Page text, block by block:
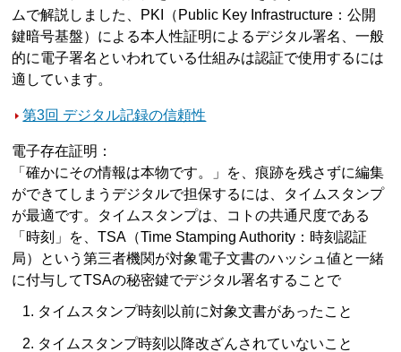
ムで解説しました、PKI（Public Key Infrastructure：公開
鍵暗号基盤）による本人性証明によるデジタル署名、一般
的に電子署名といわれている仕組みは認証で使用するには
適しています。
第3回 デジタル記録の信頼性
電子存在証明：
「確かにその情報は本物です。」を、痕跡を残さずに編集
ができてしまうデジタルで担保するには、タイムスタンプ
が最適です。タイムスタンプは、コトの共通尺度である
「時刻」を、TSA（Time Stamping Authority：時刻認証
局）という第三者機関が対象電子文書のハッシュ値と一緒
に付与してTSAの秘密鍵でデジタル署名することで
タイムスタンプ時刻以前に対象文書があったこと
タイムスタンプ時刻以降改ざんされていないこと